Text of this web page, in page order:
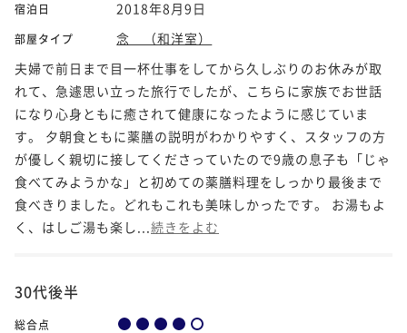
宿泊日 2018年8月9日
部屋タイプ
念 （和洋室）
夫婦で前日まで目一杯仕事をしてから久しぶりのお休みが取
れて、急遽思い立った旅行でしたが、こちらに家族でお世話
になり心身ともに癒されて健康になったように感じていま
す。 夕朝食ともに薬膳の説明がわかりやすく、スタッフの方
が優しく親切に接してくださっていたので9歳の息子も「じゃ
食べてみようかな」と初めての薬膳料理をしっかり最後まで
食べきりました。どれもこれも美味しかったです。 お湯もよ
く、はしご湯も楽し... 続きをよむ
30代後半
総合点